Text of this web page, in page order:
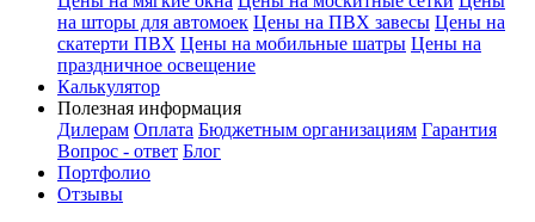
на шторы для автомоек Цены на ПВХ завесы Цены на
скатерти ПВХ Цены на мобильные шатры Цены на
праздничное освещение
Калькулятор
Полезная информация
Дилерам Оплата Бюджетным организациям Гарантия
Вопрос - ответ Блог
Портфолио
Отзывы